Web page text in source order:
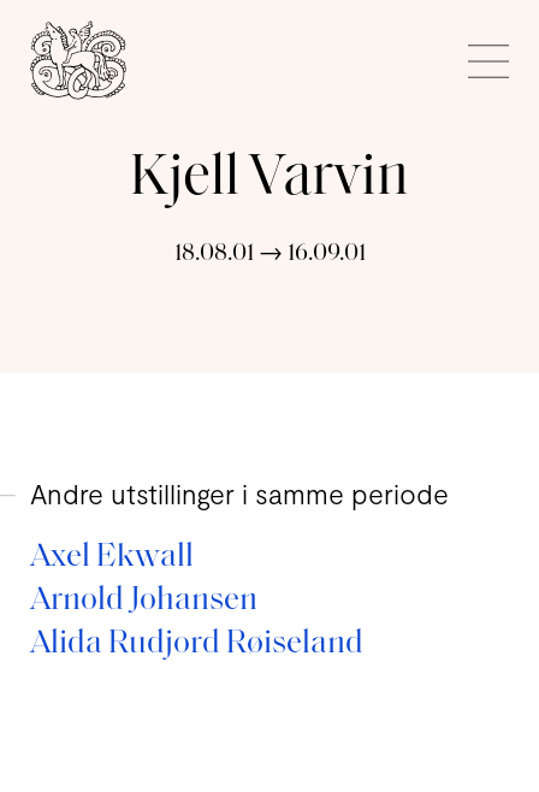
Kunstnerforbundet
Kjell Varvin
18.08.01 → 16.09.01
Andre utstillinger i samme periode
Axel Ekwall
Arnold Johansen
Alida Rudjord Røiseland